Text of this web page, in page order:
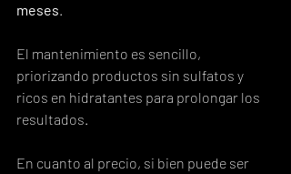
meses.
El mantenimiento es sencillo,
priorizando productos sin sulfatos y
ricos en hidratantes para prolongar los
resultados.
En cuanto al precio, si bien puede ser